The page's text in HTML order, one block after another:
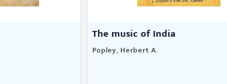
The music of India
Popley, Herbert A.